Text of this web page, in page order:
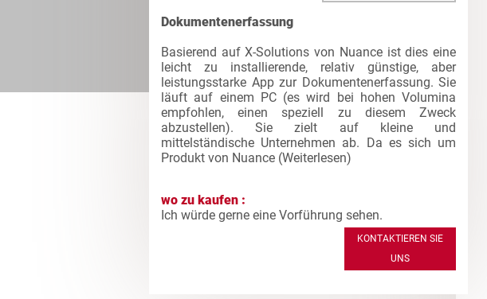
Dokumentenerfassung
Basierend auf X-Solutions von Nuance ist dies eine
leicht zu installierende, relativ günstige, aber
leistungsstarke App zur Dokumentenerfassung. Sie
läuft auf einem PC (es wird bei hohen Volumina
empfohlen, einen speziell zu diesem Zweck
abzustellen). Sie zielt auf kleine und
mittelständische Unternehmen ab. Da es sich um
Produkt von Nuance (Weiterlesen)
wo zu kaufen :
Ich würde gerne eine Vorführung sehen.
KONTAKTIEREN SIE
UNS